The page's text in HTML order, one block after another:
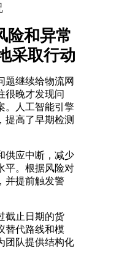
险和异常
采取行动
题继续给物流网
很晚才发现问
。人工智能引擎
提高了早期检测
供应中断，减少
平。根据风险对
并提前触发警
截止日期的货
替代路线和模
团队提供结构化